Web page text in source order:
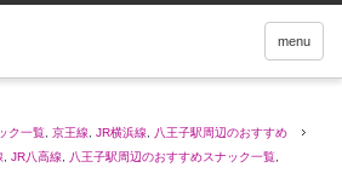
menu
ク一覧 京王線 JR横浜線
八王子駅周辺のおすすめ
JR八高線 八王子駅周辺のおすすめスナック一覧